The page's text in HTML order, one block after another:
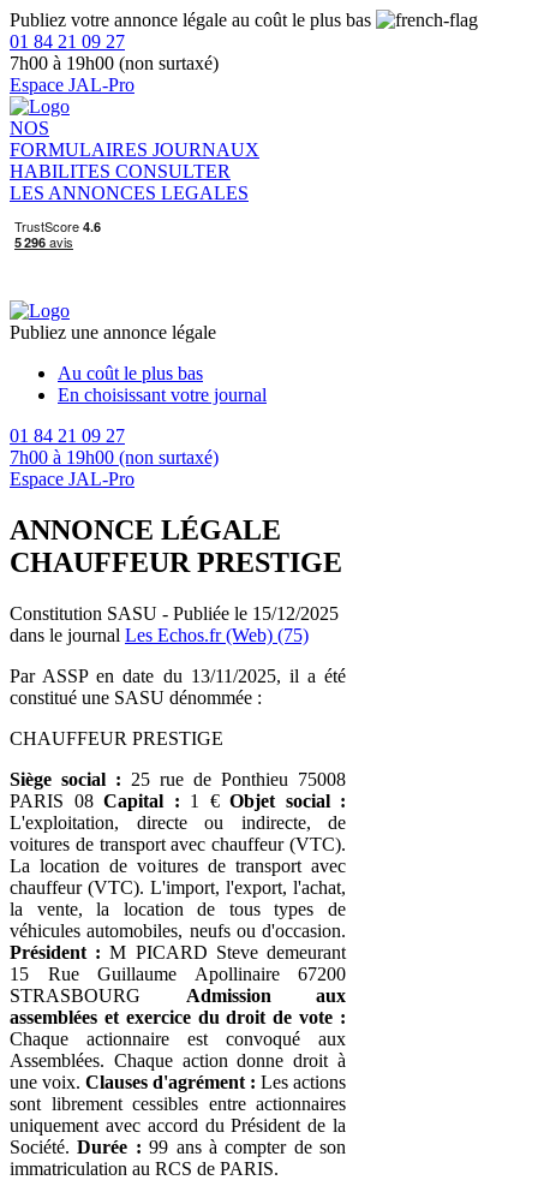
Publiez votre annonce légale au coût le plus bas
01 84 21 09 27
7h00 à 19h00 (non surtaxé)
Espace JAL-Pro
NOS
FORMULAIRES JOURNAUX
HABILITES CONSULTER
LES ANNONCES LEGALES
Publiez une annonce légale
Au coût le plus bas
En choisissant votre journal
01 84 21 09 27
7h00 à 19h00 (non surtaxé)
Espace JAL-Pro
ANNONCE LÉGALE
CHAUFFEUR PRESTIGE
Constitution SASU - Publiée le 15/12/2025
dans le journal Les Echos.fr (Web) (75)
Par ASSP en date du 13/11/2025, il a été
constitué une SASU dénommée :
CHAUFFEUR PRESTIGE
Siège social : 25 rue de Ponthieu 75008
PARIS 08 Capital : 1 € Objet social :
L'exploitation, directe ou indirecte, de
voitures de transport avec chauffeur (VTC).
La location de voitures de transport avec
chauffeur (VTC). L'import, l'export, l'achat,
la vente, la location de tous types de
véhicules automobiles, neufs ou d'occasion.
Président : M PICARD Steve demeurant
15 Rue Guillaume Apollinaire 67200
STRASBOURG Admission aux
assemblées et exercice du droit de vote :
Chaque actionnaire est convoqué aux
Assemblées. Chaque action donne droit à
une voix. Clauses d'agrément : Les actions
sont librement cessibles entre actionnaires
uniquement avec accord du Président de la
Société.Durée : 99 ans à compter de son
immatriculation au RCS de PARIS.